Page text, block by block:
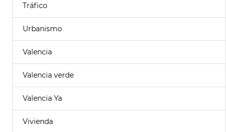
Tráfico
Urbanismo
Valencia
Valencia verde
Valencia Ya
Vivienda